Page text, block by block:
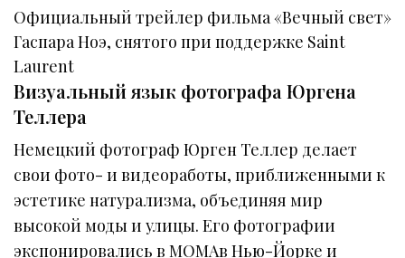
Официальный трейлер фильма «Вечный свет»
Гаспара Ноэ, снятого при поддержке Saint
Laurent
Визуальный язык фотографа Юргена
Теллера
Немецкий фотограф Юрген Теллер делает
свои фото- и видеоработы, приближенными к
эстетике натурализма, объединяя мир
высокой моды и улицы. Его фотографии
экспонировались в MOMAв Нью-Йорке и